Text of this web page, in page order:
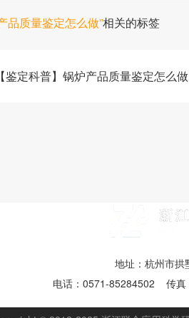
品质量鉴定怎么做”相关的标签
【鉴定科普】锅炉产品质量鉴定怎么
地址：杭州市拱
电话：0571-85284502 传